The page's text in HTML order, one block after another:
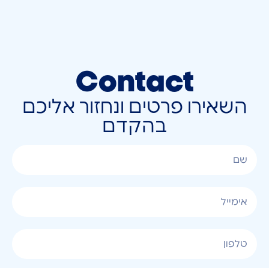
Contact
השאירו פרטים ונחזור אליכם
בהקדם